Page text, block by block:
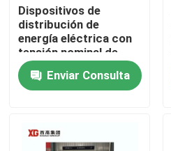
Hogar
Sobre nosotros
Dispositivos de
distribución de
energía eléctrica con
tensión nominal de
hasta 17,5 KV
ofrecidos por OEM
Enviar Consulta